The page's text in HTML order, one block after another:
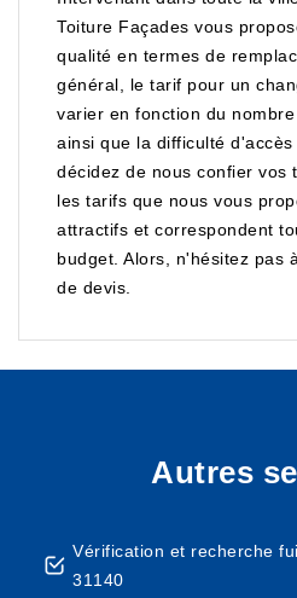
Toiture Façades vous
qualité en termes de
général, le tarif pour un
varier en fonction du
ainsi que la difficulté
décidez de nous confier vos
les tarifs que nous vous
attractifs et correspondent
budget. Alors, n'hésitez pas
de devis.
Autres
Vérification et recherche
31140